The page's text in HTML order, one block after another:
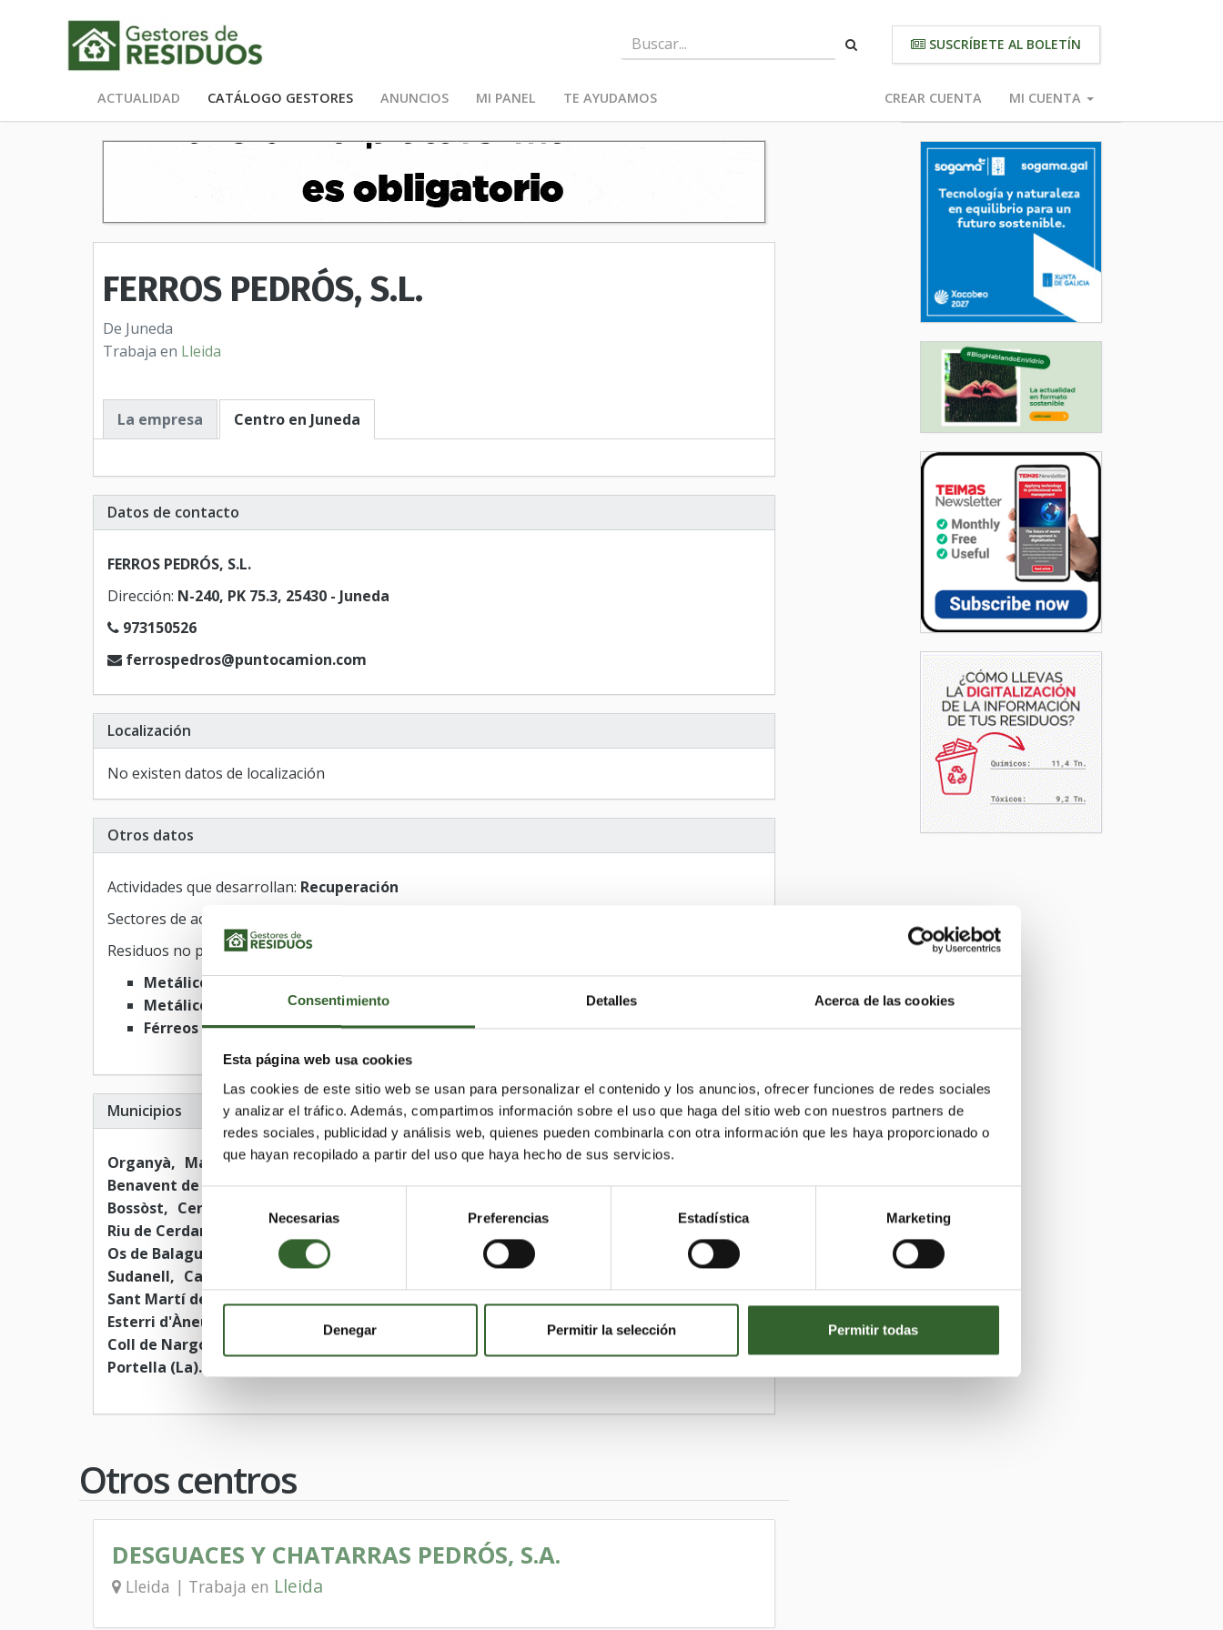
Consentimiento Detalles Acerca de las cookies
Esta página web usa cookies
Las cookies de este sitio web se usan para personalizar el contenido y los anuncios, ofrecer funciones de redes sociales
y analizar el tráfico. Además, compartimos información sobre el uso que haga del sitio web con nuestros partners de
redes sociales, publicidad y análisis web, quienes pueden combinarla con otra información que les haya proporcionado o
que hayan recopilado a partir del uso que haya hecho de sus servicios.
consentimiento
Necesarias Preferencias Estadística Marketing
Denegar Permitir la selección Permitir todas
SUSCRÍBETE AL BOLETÍN
ACTUALIDAD CATÁLOGO GESTORES ANUNCIOS MI PANEL TE AYUDAMOS CREAR CUENTA MI CUENTA
FERROS PEDRÓS, S.L.
De Juneda
Trabaja en Lleida
La empresa Centro en Juneda
Datos de contacto
FERROS PEDRÓS, S.L.
Dirección: N-240, PK 75.3, 25430 - Juneda
973150526
ferrospedros@puntocamion.com
Localización
No existen datos de localización
Otros datos
Actividades que desarrollan: Recuperación
Sectores de actividad:
Residuos no peligrosos
Metálicos férreos
Metálicos no férreos
Férreos y no férreos
Municipios
Organyà Maials Cabanabona Farrera Castelldans
Vilanova de la Barca
Benavent de Segrià
Sant Llorenç de Morunys Mollerussa Camarasa
Vall de Boí (La)
Bossòst
Cervià de les Garrigues Ribera d'Urgellet
Granadella (La)
Riu de Cerdanya
Os de Balaguer
Valls de Valira (Les) Esterri de Cardós
Montferrer i Castellbò
Sudanell
Castellnou de Seana
Sant Martí de Riucorb
Fondarella Torre de Cabdella (La)
Torrefeta i Florejacs
Esterri d'Àneu
Llardecans Bausen
Coll de Nargó
Castelló de Farfanya
Portella (La)
Otros centros
DESGUACES Y CHATARRAS PEDRÓS, S.A.
Lleida | Trabaja en Lleida